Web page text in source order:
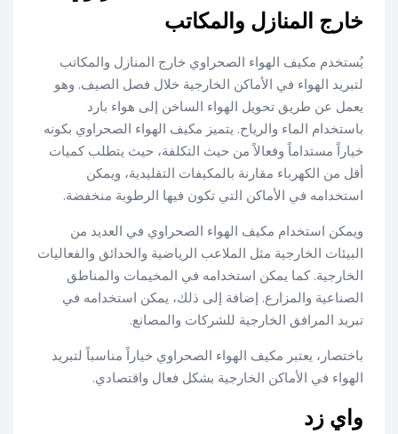
خارج المنازل والمكاتب
يُستخدم مكيف الهواء الصحراوي خارج المنازل والمكاتب
لتبريد الهواء في الأماكن الخارجية خلال فصل الصيف. وهو
يعمل عن طريق تحويل الهواء الساخن إلى هواء بارد
باستخدام الماء والرياح. يتميز مكيف الهواء الصحراوي بكونه
خياراً مستداماً وفعالاً من حيث التكلفة، حيث يتطلب كميات
أقل من الكهرباء مقارنة بالمكيفات التقليدية، ويمكن
استخدامه في الأماكن التي تكون فيها الرطوبة منخفضة.
ويمكن استخدام مكيف الهواء الصحراوي في العديد من
البيئات الخارجية مثل الملاعب الرياضية والحدائق والفعاليات
الخارجية. كما يمكن استخدامه في المخيمات والمناطق
الصناعية والمزارع. إضافة إلى ذلك، يمكن استخدامه في
تبريد المرافق الخارجية للشركات والمصانع.
باختصار، يعتبر مكيف الهواء الصحراوي خياراً مناسباً لتبريد
الهواء في الأماكن الخارجية بشكل فعال واقتصادي.
واي زد